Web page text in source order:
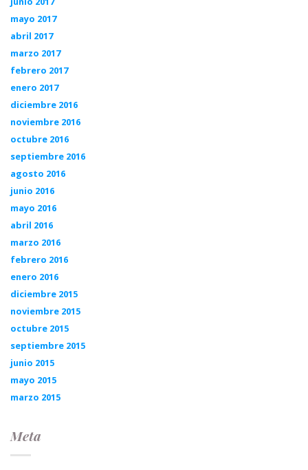
mayo 2017
abril 2017
marzo 2017
febrero 2017
enero 2017
diciembre 2016
noviembre 2016
octubre 2016
septiembre 2016
agosto 2016
junio 2016
mayo 2016
abril 2016
marzo 2016
febrero 2016
enero 2016
diciembre 2015
noviembre 2015
octubre 2015
septiembre 2015
junio 2015
mayo 2015
marzo 2015
Meta